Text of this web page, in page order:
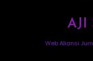
AJI
Web Aliansi